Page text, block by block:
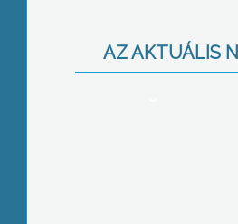
AZ AKTUÁLIS
Áprilisi ülésükön a
képviselők
munkához-